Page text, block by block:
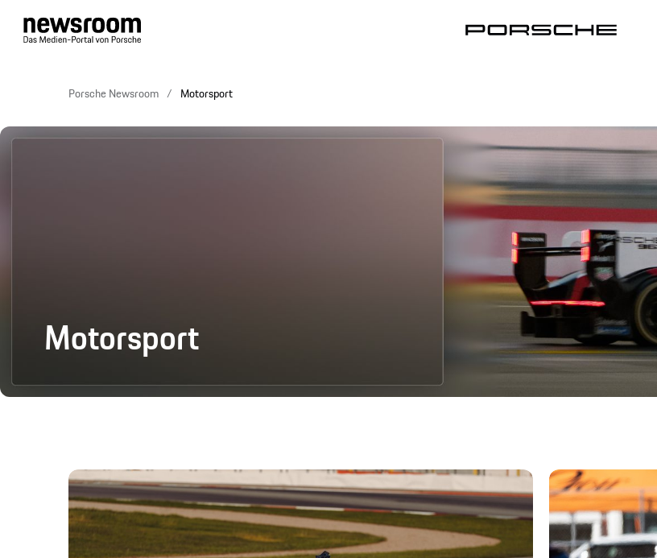
Porsche Newsroom Motorsport
Motorsport